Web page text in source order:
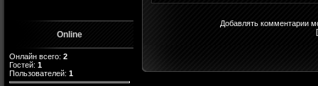
Online
Онлайн всего: 2
Гостей: 1
Пользователей: 1
Добавлять комментарии